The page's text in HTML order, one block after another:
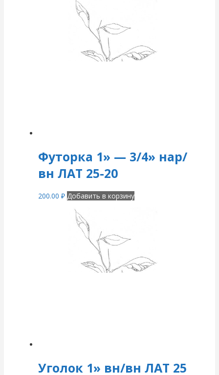
Футорка 1» — 3/4» нар/
вн ЛАТ 25-20
200.00 ₽ Добавить в корзину
Уголок 1» вн/вн ЛАТ 25